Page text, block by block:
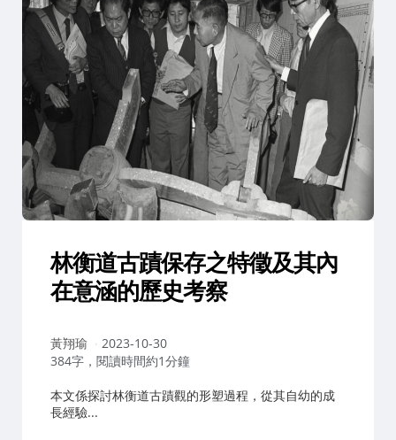
林衡道古蹟保存之特徵及其內
在意涵的歷史考察
作
者：
黃翔瑜
2023-10-30
384字，閱讀時間約1分鐘
本文係探討林衡道古蹟觀的形塑過程，從其自幼的成
長經驗...